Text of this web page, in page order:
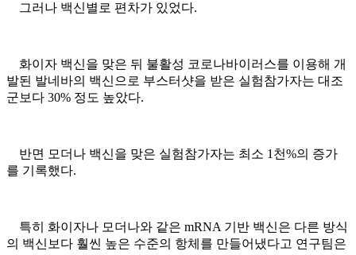
그러나 백신별로 편차가 있었다.
화이자 백신을 맞은 뒤 불활성 코로나바이러스를 이용해 개
발된 발네바의 백신으로 부스터샷을 받은 실험참가자는 대조
군보다 30% 정도 높았다.
반면 모더나 백신을 맞은 실험참가자는 최소 1천%의 증가
를 기록했다.
특히 화이자나 모더나와 같은 mRNA 기반 백신은 다른 방식
의 백신보다 훨씬 높은 수준의 항체를 만들어냈다고 연구팀은